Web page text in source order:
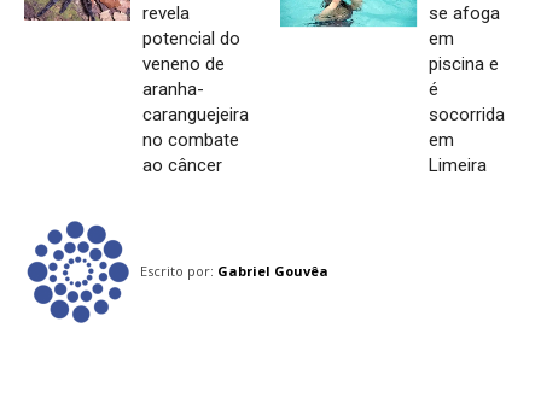
revela
potencial do
veneno de
aranha-
caranguejeira
no combate
ao câncer
se afoga
em
piscina e
é
socorrida
em
Limeira
Escrito por: Gabriel Gouvêa